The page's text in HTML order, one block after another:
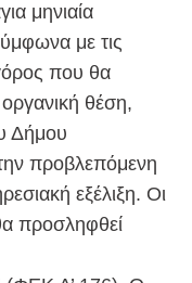
μηνιαία
με τις
που θα
θέση,
Δήμου
προβλεπόμενη
εξέλιξη. Οι
προσληφθεί